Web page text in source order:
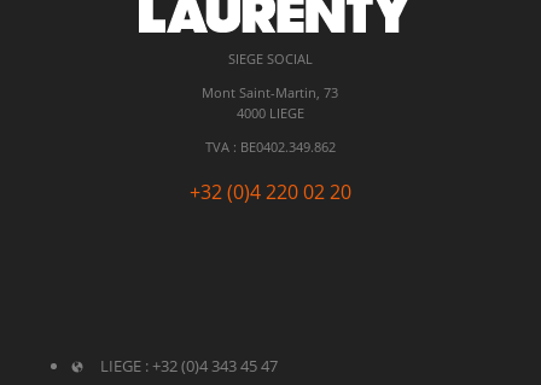
SIEGE SOCIAL
Mont Saint-Martin, 73
4000 LIEGE
TVA : BE0402.349.862
+32 (0)4 220 02 20
LIEGE :+32 (0)4 343 45 47